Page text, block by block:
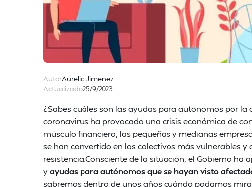
AutorAurelio Jimenez
Actualizado25/9/2023
¿Sabes cuáles son las ayudas para autónomos por la
coronavirus ha provocado una crisis económica de
músculo financiero, las pequeñas y medianas
se han convertido en los colectivos más vulnerables y
resistencia.Consciente de la situación, el Gobierno
yayudas para autónomos que se hayan visto
sabremos dentro de unos años cuándo podamos